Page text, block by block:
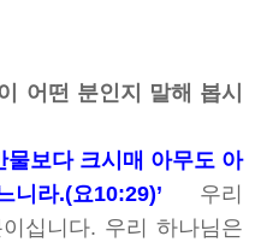
어떤 분인지 말해 봅시
물보다 크시매 아무도 아
라.(요10:29)’
우리
십니다. 우리 하나님은